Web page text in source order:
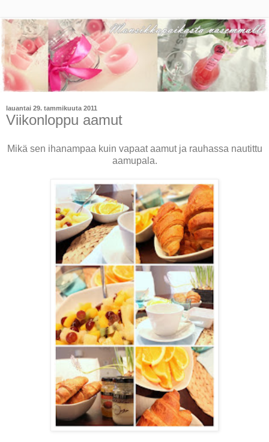
lauantai 29. tammikuuta 2011
Viikonloppu aamut
Mikä sen ihanampaa kuin vapaat aamut ja rauhassa nautittu
aamupala.